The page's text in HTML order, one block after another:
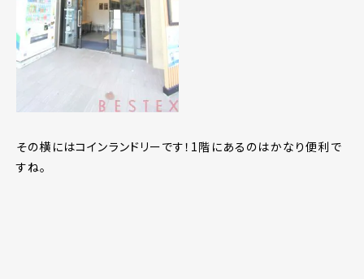
その横にはコインランドリーです！1階にあるのはかなり便利で
すね。